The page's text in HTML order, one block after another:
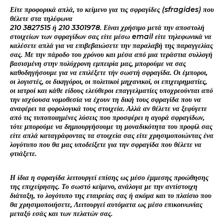
Είτε προφορικά απλά, το κείμενο για τις σφραγίδες (sfragides) που
θέλετε στα τηλέφωνα
210 3827515 ή 210 3301978. Είναι χρήσιμο μετά την αποστολή
στοιχείων των σφραγίδων σας είτε μέσω email είτε τηλεφωνικά να
καλέσετε απλά για να επιβεβαιώσετε την παραλαβή της παραγγελίας
σας. Με την πάροδο του χρόνου και μέσα από μια τεράστια συλλογή
βασισμένη στην πολύχρονη εμπειρία μας, μπορούμε να σας
καθοδηγήσουμε για να επιλέξετε τήν σωστή σφραγίδα. Οι έμποροι,
οι λογιστές, οι δικηγόροι, οι πολιτικοί μηχανικοί, οι επιχειρηματίες,
οι ιατροί και κάθε είδους ελεύθεροι επαγγελματίες υποχρεούνται από
την ισχύουσα νομοθεσία να έχουν τη δική τους σφραγίδα που να
αναφέρει τα φορολογικά τους στοιχεία. Αλλά αν θέλετε να ξεφύγετε
από τις τυποποιημένες λύσεις που προσφέρει η αγορά σφραγίδων,
τότε μπορούμε να δημιουργήσουμε τη μοναδικότητα του προφίλ σας
είτε απλά καταγράφοντας τα στοιχεία σας είτε χρησιμοποιώντας ένα
λογότυπο που θα μας υποδείξετε για την σφραγίδα που θέλετε να
φτιάξετε.
Η ίδια η σφραγίδα λειτουργεί επίσης ως μέσο έμμεσης προώθησης
της επιχείρησης. Το σωστό κείμενο, ανάλογα με την αντίστοιχη
διάταξη, το λογότυπο της εταιρείας σας ή ακόμα και το πλαίσιο που
θα χρησιμοποιήσετε, Λειτουργεί αυτόματα ως μέσο επικοινωνίας
μεταξύ εσάς και των πελατών σας.